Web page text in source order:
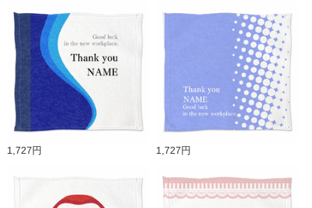
1,727円 1,727円